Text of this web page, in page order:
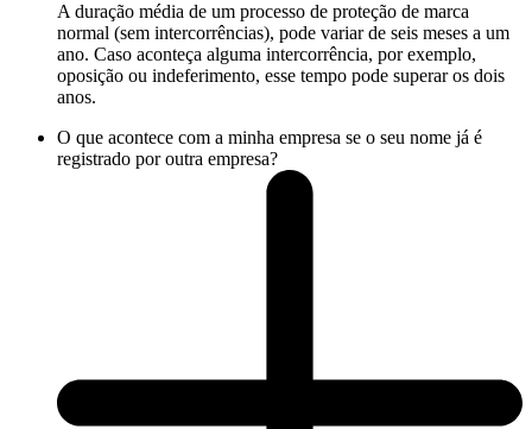
A duração média de um processo de proteção de marca
normal (sem intercorrências), pode variar de seis meses a um
ano. Caso aconteça alguma intercorrência, por exemplo,
oposição ou indeferimento, esse tempo pode superar os dois
anos.
O que acontece com a minha empresa se o seu nome já é
registrado por outra empresa?